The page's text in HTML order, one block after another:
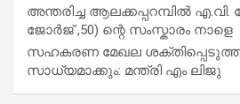
അന്തരിച്ച ആ​ല​ക്ക​പ്പ​റമ്പിൽ​
ജോർജ് ,50) ന്റെ സംസ്കാരം നാളെ
സഹകരണ മേഖല
സാധ്യമാക്കും: മന്ത്രി എം ലിജു